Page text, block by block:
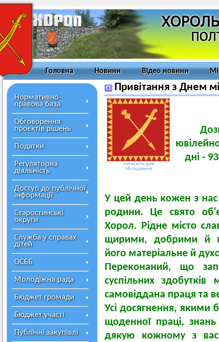
Головна Новини Відео новини
Нормативно-
правова база
Обговорення
проєктів рішень
Податки
Регуляторна
діяльність
Доступ до публічної
інформації
Старостинські
округи
Служба у справах
дітей
ОСББ
Молодіжна рада
Бюджет громади
Бюджет участі
Публічні закупівлі
Привітання з Днем
натисніть для
збільшення
дні -
У цей день кожен з нас
родини. Це свято
Хорол. Рідне місто
щирими, добрими й
його матеріальне й
Переконаний, що
суспільних
самовіддана праця та
Усі досягнення, якими
щоденної праці,
дякую кожному з вас